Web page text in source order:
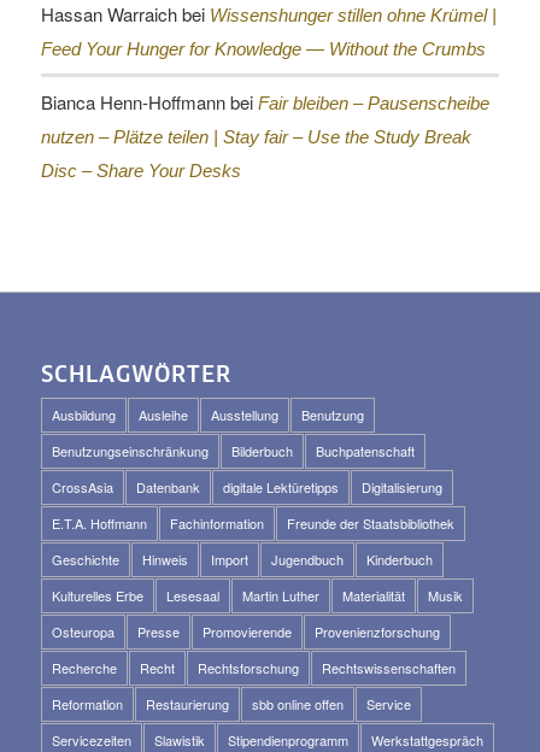
Hassan Warraichbei Wissenshunger stillen ohne Krümel |
Feed Your Hunger for Knowledge — Without the Crumbs
Bianca Henn-Hoffmannbei Fair bleiben – Pausenscheibe
nutzen – Plätze teilen | Stay fair – Use the Study Break
Disc – Share Your Desks
SCHLAGWÖRTER
Ausbildung Ausleihe Ausstellung
Benutzung
Benutzungseinschränkung
Bilderbuch
Buchpatenschaft
CrossAsia
Datenbank digitale Lektüretipps
Digitalisierung
E.T.A. Hoffmann
Fachinformation
Freunde der Staatsbibliothek
Geschichte
Hinweis Import Jugendbuch
Kinderbuch
Kulturelles Erbe
Lesesaal Martin Luther Materialität
Musik
Osteuropa
Presse Promovierende
Provenienzforschung
Recherche
Recht Rechtsforschung
Rechtswissenschaften
Reformation
Restaurierung sbb online offen
Service
Servicezeiten
Slawistik Stipendienprogramm
Werkstattgespräch